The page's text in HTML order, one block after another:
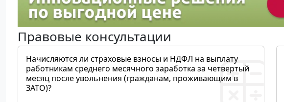
Правовые консультации
Начисляются ли страховые взносы и НДФЛ на выплату
работникам среднего месячного заработка за четвертый
месяц после увольнения (гражданам, проживающим в
ЗАТО)?